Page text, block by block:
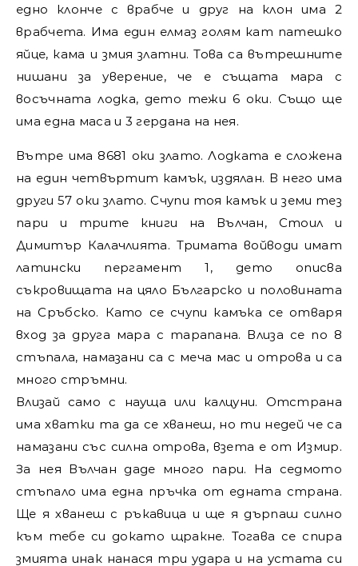
едно клонче с врабче и друг на клон има 2
врабчета. Има един елмаз голям кат патешко
яйце, кама и змия златни. Това са вътрешните
нишани за уверение, че е същата мара с
восъчната лодка, дето тежи 6 оки. Също ще
има една маса и 3 гердана на нея.
Вътре има 8681 оки злато. Лодката е сложена
на един четвъртит камък, издялан. В него има
други 57 оки злато. Счупи тоя камък и земи тез
пари и трите книги на Вълчан, Стоил и
Димитър Калачлията. Тримата войводи имат
латински пергамент 1, дето описва
съкровищата на цяло Българско и половината
на Сръбско. Като се счупи камъка се отваря
вход за друга мара с тарапана. Влиза се по 8
стъпала, намазани са с меча мас и отрова и са
много стръмни.
Влизай само с науща или калцуни. Отстрана
има хватки та да се хванеш, но ти недей че са
намазани със силна отрова, взета е от Измир.
За нея Вълчан даде много пари. На седмото
стъпало има една пръчка от едната страна.
Ще я хванеш с ръкавица и ще я дърпаш силно
към тебе си докато щракне. Тогава се спира
змията инак нанася три удара и на устата си